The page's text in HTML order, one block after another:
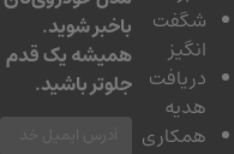
شگفت
دریافت
همکاری
باخبر شوید.
همیشه یک قدم
جلوتر باشید.